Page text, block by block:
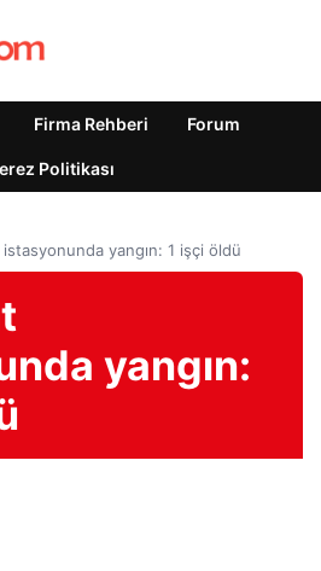
Firma Rehberi Forum
Politikası
istasyonunda yangın: 1 işçi öldü
yangın: